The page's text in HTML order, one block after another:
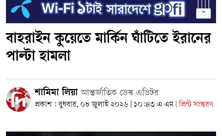
বাহরাইন কুয়েতে মার্কিন ঘাঁটিতে ইরানের
পাল্টা হামলা
শামিমা লিয়াআন্তর্জাতিক ডেস্ক এডিটর
প্রকাশ : বুধবার, ০৮ জুলাই ২০২৬ | ১০:৪৩ এ এম প্রিন্ট সংস্করণ